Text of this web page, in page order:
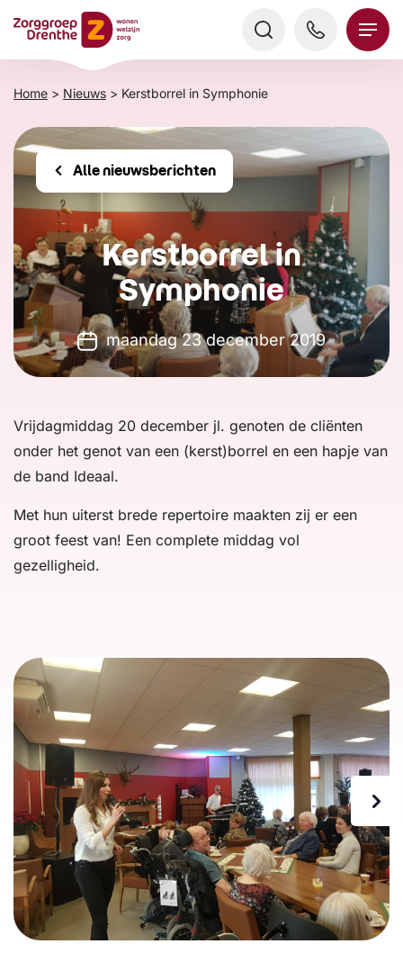
naar
content
Home > Nieuws > Kerstborrel in Symphonie
Alle nieuwsberichten
Kerstborrel in
Symphonie
maandag 23 december 2019
Vrijdagmiddag 20 december jl. genoten de cliënten
onder het genot van een (kerst)borrel en een hapje van
de band Ideaal.
Met hun uiterst brede repertoire maakten zij er een
groot feest van! Een complete middag vol
gezelligheid.